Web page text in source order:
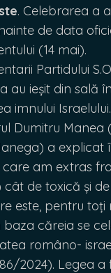
. Celebrarea a
de data
(14 mai).
Partidului
au ieșit din sală
imnului Israelului.
Dumitru Manea
a explicat
care am extras
cât de toxică și de
este, pentru toți
baza căreia se
româno-
2024). Legea a